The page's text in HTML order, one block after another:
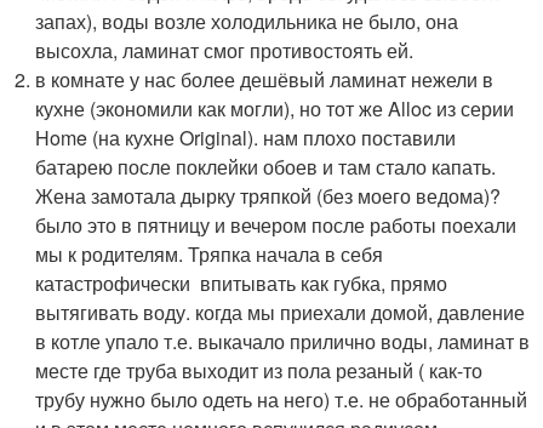
запах), воды возле холодильника не было, она
высохла, ламинат смог противостоять ей.
в комнате у нас более дешёвый ламинат нежели в
кухне (экономили как могли), но тот же Alloc из серии
Home (на кухне Original). нам плохо поставили
батарею после поклейки обоев и там стало капать.
Жена замотала дырку тряпкой (без моего ведома)?
было это в пятницу и вечером после работы поехали
мы к родителям. Тряпка начала в себя
катастрофически впитывать как губка, прямо
вытягивать воду. когда мы приехали домой, давление
в котле упало т.е. выкачало прилично воды, ламинат в
месте где труба выходит из пола резаный ( как-то
трубу нужно было одеть на него) т.е. не обработанный